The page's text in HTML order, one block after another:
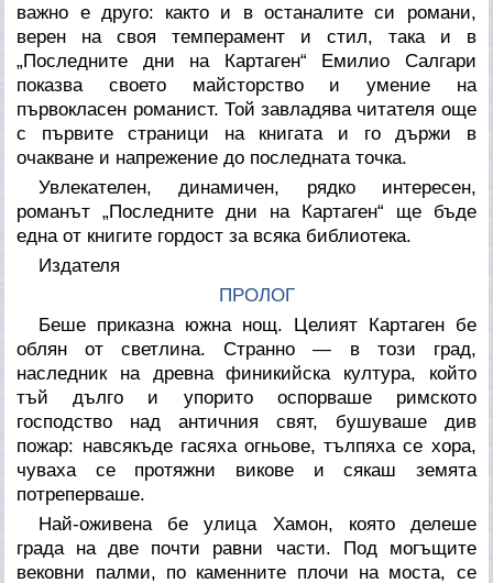
важно е друго: както и в останалите си романи,
верен на своя темперамент и стил, така и в
„Последните дни на Картаген“ Емилио Салгари
показва своето майсторство и умение на
първокласен романист. Той завладява читателя още
с първите страници на книгата и го държи в
очакване и напрежение до последната точка.
Увлекателен, динамичен, рядко интересен,
романът „Последните дни на Картаген“ ще бъде
една от книгите гордост за всяка библиотека.
Издателя
ПРОЛОГ
Беше приказна южна нощ. Целият Картаген бе
облян от светлина. Странно — в този град,
наследник на древна финикийска култура, който
тъй дълго и упорито оспорваше римското
господство над античния свят, бушуваше див
пожар: навсякъде гасяха огньове, тълпяха се хора,
чуваха се протяжни викове и сякаш земята
потреперваше.
Най-оживена бе улица Хамон, която делеше
града на две почти равни части. Под могъщите
вековни палми, по каменните плочи на моста, се